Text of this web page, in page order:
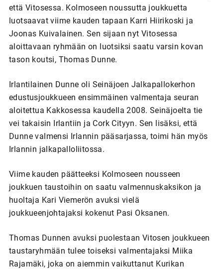
että Vitosessa. Kolmoseen noussutta joukkuetta
luotsaavat viime kauden tapaan Karri Hiirikoski ja
Joonas Kuivalainen. Sen sijaan nyt Vitosessa
aloittavaan ryhmään on luotsiksi saatu varsin kovan
tason koutsi, Thomas Dunne.
Irlantilainen Dunne oli Seinäjoen Jalkapallokerhon
edustusjoukkueen ensimmäinen valmentaja seuran
aloitettua Kakkosessa kaudella 2008. Seinäjoelta tie
vei takaisin Irlantiin ja Cork Cityyn. Sen lisäksi, että
Dunne valmensi Irlannin pääsarjassa, toimi hän myös
Irlannin jalkapalloliitossa.
Viime kauden päätteeksi Kolmoseen nousseen
joukkuen taustoihin on saatu valmennuskaksikon ja
huoltaja Kari Viemerön avuksi vielä
joukkueenjohtajaksi kokenut Pasi Oksanen.
Thomas Dunnen avuksi puolestaan Vitosen joukkueen
taustaryhmään tulee toiseksi valmentajaksi Miika
Rajamäki, joka on aiemmin vaikuttanut Kurikan